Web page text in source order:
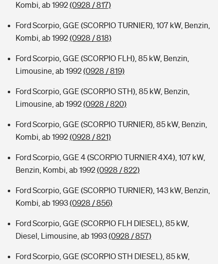
Kombi, ab 1992(0928 / 817)
Ford Scorpio, GGE (SCORPIO TURNIER), 107 kW, Benzin,
Kombi, ab 1992(0928 / 818)
Ford Scorpio, GGE (SCORPIO FLH), 85 kW, Benzin,
Limousine, ab 1992(0928 / 819)
Ford Scorpio, GGE (SCORPIO STH), 85 kW, Benzin,
Limousine, ab 1992(0928 / 820)
Ford Scorpio, GGE (SCORPIO TURNIER), 85 kW, Benzin,
Kombi, ab 1992(0928 / 821)
Ford Scorpio, GGE 4 (SCORPIO TURNIER 4X4), 107 kW,
Benzin, Kombi, ab 1992(0928 / 822)
Ford Scorpio, GGE (SCORPIO TURNIER), 143 kW, Benzin,
Kombi, ab 1993(0928 / 856)
Ford Scorpio, GGE (SCORPIO FLH DIESEL), 85 kW,
Diesel, Limousine, ab 1993(0928 / 857)
Ford Scorpio, GGE (SCORPIO STH DIESEL), 85 kW,